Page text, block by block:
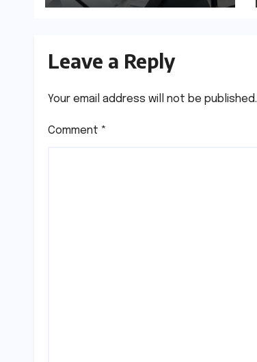
कहा-बंद सड़कों को शीघ्र
Leave a Reply
Your email address will not be published.
Comment *